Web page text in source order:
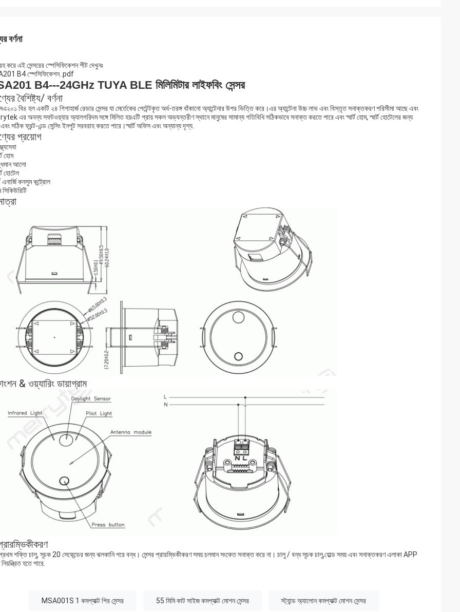
বর্ণনা
করে এই সেন্সরের স্পেসিফিকেশন শীট দেখুনঃ
B4 স্পেসিফিকেশন..pdf
B4---24GHz TUYA BLE মিলিমিটার লাইফবিং সেন্সর
বৈশিষ্ট্য/ বর্ণনা
বি৪ হল একটি ২৪ গিগাহার্জ রেডার সেন্সর যা মের্তেকের পেটেন্টকৃত অর্ধ-তরঙ্গ বাঁকানো অ্যান্টেনার উপর ভিত্তি করে।এর অ্যান্টেনা উচ্চ লাভ এবং বিস্তৃত সনাক্তকরণ পরিসীমা আছে এবং
এর অনন্য সফটওয়্যার অ্যালগরিদম সঙ্গে মিলিত হয়এটি প্রায় সকল অভ্যন্তরীণ স্থানে মানুষের সামান্য গতিবিধি সঠিকভাবে সনাক্ত করতে পারে এবং স্মার্ট হোম, স্মার্ট হোটেলের জন্য
সঠিক ফ্রন্ট-এন্ড সেন্সিং ইনপুট সরবরাহ করতে পারে।স্মার্ট অফিস এবং অন্যান্য দৃশ্য.
প্রয়োগ
হোম
আলো
হোটেল
এনার্জি কনসুম কন্ট্রোল
& ওয়্যারিং ডায়াগ্রাম
শক্তি চালু, সূচক 20 সেকেন্ডের জন্য ঝলকানি পরে বন্ধ। সেন্সর প্রারম্ভিকীকরণ সময় চলমান সংকেত সনাক্ত করে না। চালু / বন্ধ সূচক চালু,হোল্ড সময় এবং সনাক্তকরণ এলাকা APP
নিয়ন্ত্রিত হতে পারে.
MSA001S 1 কমপ্যাক্ট পির সেন্সর 55 মিমি কাট সাইজ কমপ্যাক্ট মোশন সেন্সর স্ট্যান্ড অ্যালোন কমপ্যাক্ট মোশন সেন্সর